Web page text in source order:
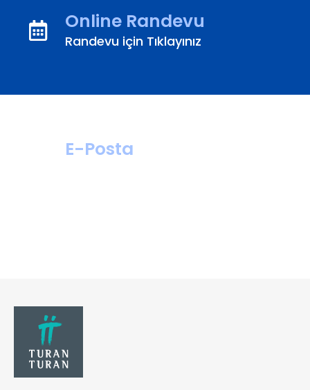
Online Randevu
Randevu için Tıklayınız
E-Posta